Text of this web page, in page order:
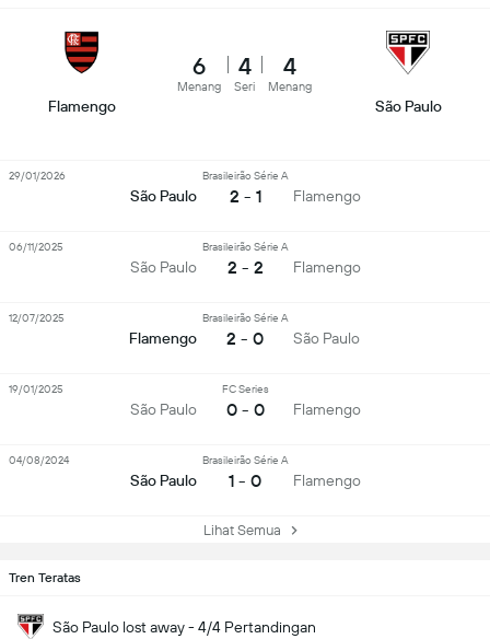
Tren Teratas
São Paulo lost away - 4/4 Pertandingan
Flamengo
6
Menang
4
Seri
4
Menang
São Paulo
São Paulo
Brasileirão Série A
2 - 1 Flamengo
29/01/2026
São Paulo
Brasileirão Série A
2 - 2 Flamengo
06/11/2025
Flamengo
Brasileirão Série A
2 - 0 São Paulo
12/07/2025
São Paulo
FC Series
0 - 0 Flamengo
19/01/2025
São Paulo
Brasileirão Série A
1 - 0 Flamengo
04/08/2024
Lihat Semua